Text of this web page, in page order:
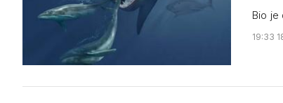
Bio je
19:33